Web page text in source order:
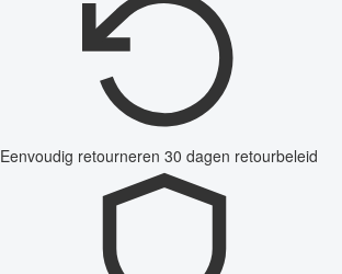
Eenvoudig retourneren 30 dagen retourbeleid